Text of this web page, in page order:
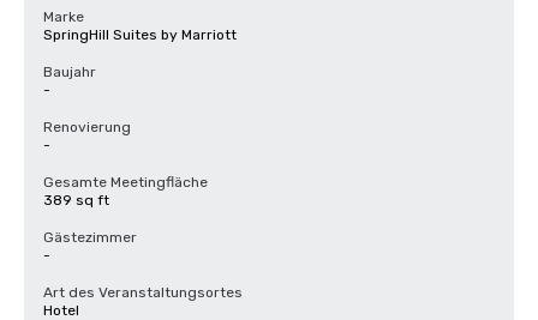
Marke
SpringHill Suites by Marriott
Baujahr
-
Renovierung
-
Gesamte Meetingfläche
389 sq ft
Gästezimmer
-
Art des Veranstaltungsortes
Hotel